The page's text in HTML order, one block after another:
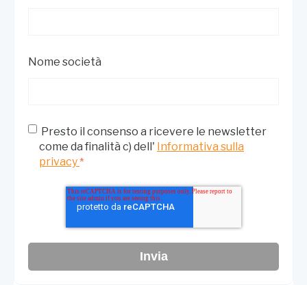
Nome società
Presto il consenso a ricevere le newsletter
come da finalità c) dell' Informativa sulla
privacy*